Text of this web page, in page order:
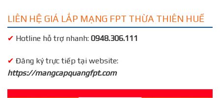
LIÊN HỆ GIÁ LẮP MẠNG FPT THỪA THIÊN HUẾ
✔ Hotline hỗ trợ nhanh: 0948.306.111
✔ Đăng ký trực tiếp tại website:
https://mangcapquangfpt.com